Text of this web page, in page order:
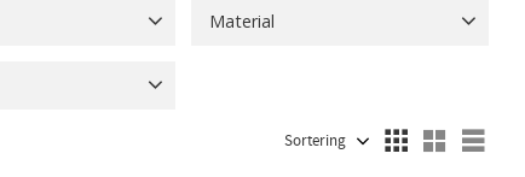
Material